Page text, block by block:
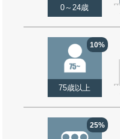
0～24歳
10%
75歳以上
25%